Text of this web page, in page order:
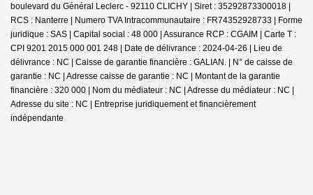
boulevard du Général Leclerc - 92110 CLICHY | Siret : 35292873300018 |
RCS : Nanterre | Numero TVA Intracommunautaire : FR74352928733 | Forme
juridique : SAS | Capital social : 48 000 | Assurance RCP : CGAIM | Carte T :
CPI 9201 2015 000 001 248 | Date de délivrance : 2024-04-26 | Lieu de
délivrance : NC | Caisse de garantie financière : GALIAN. | N° de caisse de
garantie : NC | Adresse caisse de garantie : NC | Montant de la garantie
financière : 320 000 | Nom du médiateur : NC | Adresse du médiateur : NC |
Adresse du site : NC | Entreprise juridiquement et financièrement
indépendante